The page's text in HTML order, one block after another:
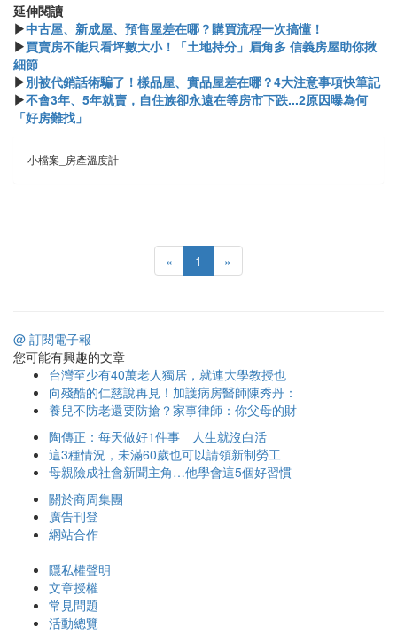
延伸閱讀
▶中古屋、新成屋、預售屋差在哪？購買流程一次搞懂！
▶買賣房不能只看坪數大小！「土地持分」眉角多 信義房屋助你揪
細節
▶別被代銷話術騙了！樣品屋、實品屋差在哪？4大注意事項快筆記
▶不會3年、5年就賣，自住族卻永遠在等房市下跌...2原因曝為何
「好房難找」
小檔案_房產溫度計
« 1 »
@ 訂閱電子報
您可能有興趣的文章
台灣至少有40萬老人獨居，就連大學教授也
向殘酷的仁慈說再見！加護病房醫師陳秀丹：
養兒不防老還要防搶？家事律師：你父母的財
陶傳正：每天做好1件事 人生就沒白活
這3種情況，未滿60歲也可以請領新制勞工
母親險成社會新聞主角…他學會這5個好習慣
關於商周集團
廣告刊登
網站合作
隱私權聲明
文章授權
常見問題
活動總覽